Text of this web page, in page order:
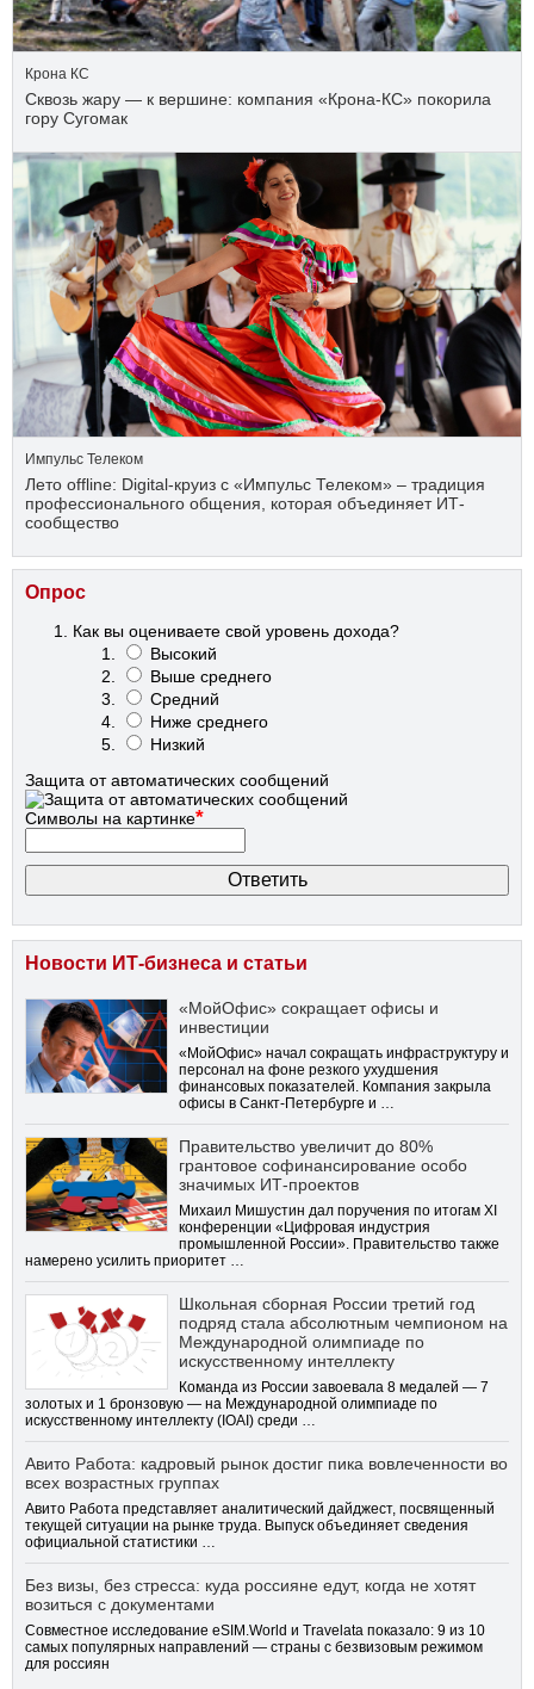
Крона КС
Сквозь жару — к вершине: компания «Крона‑КС» покорила
гору Сугомак
Импульс Телеком
Лето offline: Digital-круиз с «Импульс Телеком» – традиция
профессионального общения, которая объединяет ИТ-
сообщество
Опрос
Как вы оцениваете свой уровень дохода?
Высокий
Выше среднего
Средний
Ниже среднего
Низкий
Защита от автоматических сообщений
Символы на картинке*
Новости ИТ-бизнеса и статьи
«МойОфис» сокращает офисы и
инвестиции
«МойОфис» начал сокращать инфраструктуру и
персонал на фоне резкого ухудшения
финансовых показателей. Компания закрыла
офисы в Санкт-Петербурге и …
Правительство увеличит до 80%
грантовое софинансирование особо
значимых ИТ-проектов
Михаил Мишустин дал поручения по итогам XI
конференции «Цифровая индустрия
промышленной России». Правительство также
намерено усилить приоритет …
Школьная сборная России третий год
подряд стала абсолютным чемпионом на
Международной олимпиаде по
искусственному интеллекту
Команда из России завоевала 8 медалей — 7
золотых и 1 бронзовую — на Международной олимпиаде по
искусственному интеллекту (IOAI) среди …
Авито Работа: кадровый рынок достиг пика вовлеченности во
всех возрастных группах
Авито Работа представляет аналитический дайджест, посвященный
текущей ситуации на рынке труда. Выпуск объединяет сведения
официальной статистики …
Без визы, без стресса: куда россияне едут, когда не хотят
возиться с документами
Совместное исследование eSIM.World и Travelata показало: 9 из 10
самых популярных направлений — страны с безвизовым режимом
для россиян